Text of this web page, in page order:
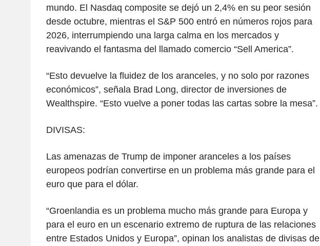
mundo. El Nasdaq composite se dejó un 2,4% en su peor sesión
desde octubre, mientras el S&P 500 entró en números rojos para
2026, interrumpiendo una larga calma en los mercados y
reavivando el fantasma del llamado comercio “Sell America”.
“Esto devuelve la fluidez de los aranceles, y no solo por razones
económicos”, señala Brad Long, director de inversiones de
Wealthspire. “Esto vuelve a poner todas las cartas sobre la mesa”.
DIVISAS:
Las amenazas de Trump de imponer aranceles a los países
europeos podrían convertirse en un problema más grande para el
euro que para el dólar.
“Groenlandia es un problema mucho más grande para Europa y
para el euro en un escenario extremo de ruptura de las relaciones
entre Estados Unidos y Europa”, opinan los analistas de divisas de